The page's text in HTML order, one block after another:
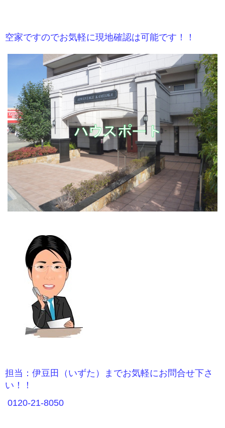
空家ですのでお気軽に現地確認は可能です！！
担当：伊豆田（いずた）までお気軽にお問合せ下さ
い！！
0120-21-8050